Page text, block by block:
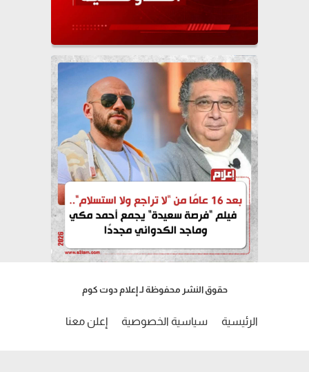
حقوق النشر محفوظة لـ إعلام دوت كوم
الرئيسية سياسية الخصوصية إعلن معنا